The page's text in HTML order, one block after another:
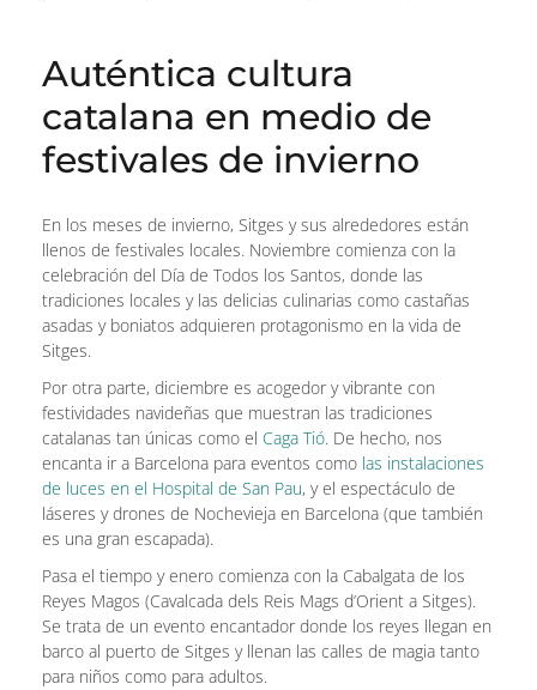
Auténtica cultura
catalana en medio de
festivales de invierno
En los meses de invierno, Sitges y sus alrededores están
llenos de festivales locales. Noviembre comienza con la
celebración del Día de Todos los Santos, donde las
tradiciones locales y las delicias culinarias como castañas
asadas y boniatos adquieren protagonismo en la vida de
Sitges.
Por otra parte, diciembre es acogedor y vibrante con
festividades navideñas que muestran las tradiciones
catalanas tan únicas como el Caga Tió. De hecho, nos
encanta ir a Barcelona para eventos como las instalaciones
de luces en el Hospital de San Pau, y el espectáculo de
láseres y drones de Nochevieja en Barcelona (que también
es una gran escapada).
Pasa el tiempo y enero comienza con la Cabalgata de los
Reyes Magos (Cavalcada dels Reis Mags d’Orient a Sitges).
Se trata de un evento encantador donde los reyes llegan en
barco al puerto de Sitges y llenan las calles de magia tanto
para niños como para adultos.